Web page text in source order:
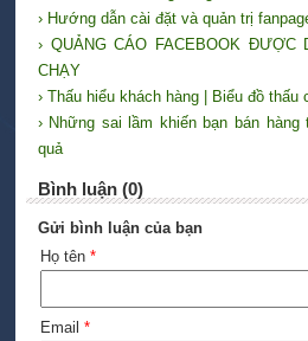
› Hướng dẫn cài đặt và quản trị
› QUẢNG CÁO FACEBOOK ĐƯỢC
CHẠY
› Thấu hiểu khách hàng | Biểu đồ thấu
› Những sai lầm khiến bạn bán hàng
quả
Bình luận (0)
Gửi bình luận của bạn
Họ tên *
Email *